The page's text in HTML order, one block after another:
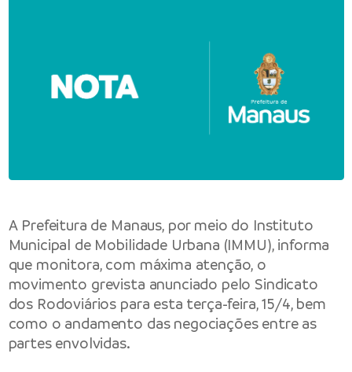
A Prefeitura de Manaus, por meio do Instituto
Municipal de Mobilidade Urbana (IMMU), informa
que monitora, com máxima atenção, o
movimento grevista anunciado pelo Sindicato
dos Rodoviários para esta terça-feira, 15/4, bem
como o andamento das negociações entre as
partes envolvidas.